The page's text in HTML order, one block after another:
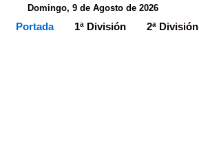
Domingo, 9 de Agosto de 2026
Portada 1ª División 2ª División